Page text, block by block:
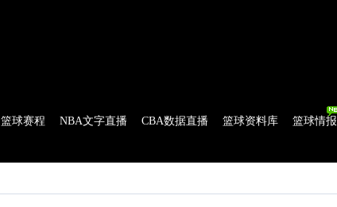
篮球赛程 NBA文字直播 CBA数据直播 篮球资料库 篮球情报